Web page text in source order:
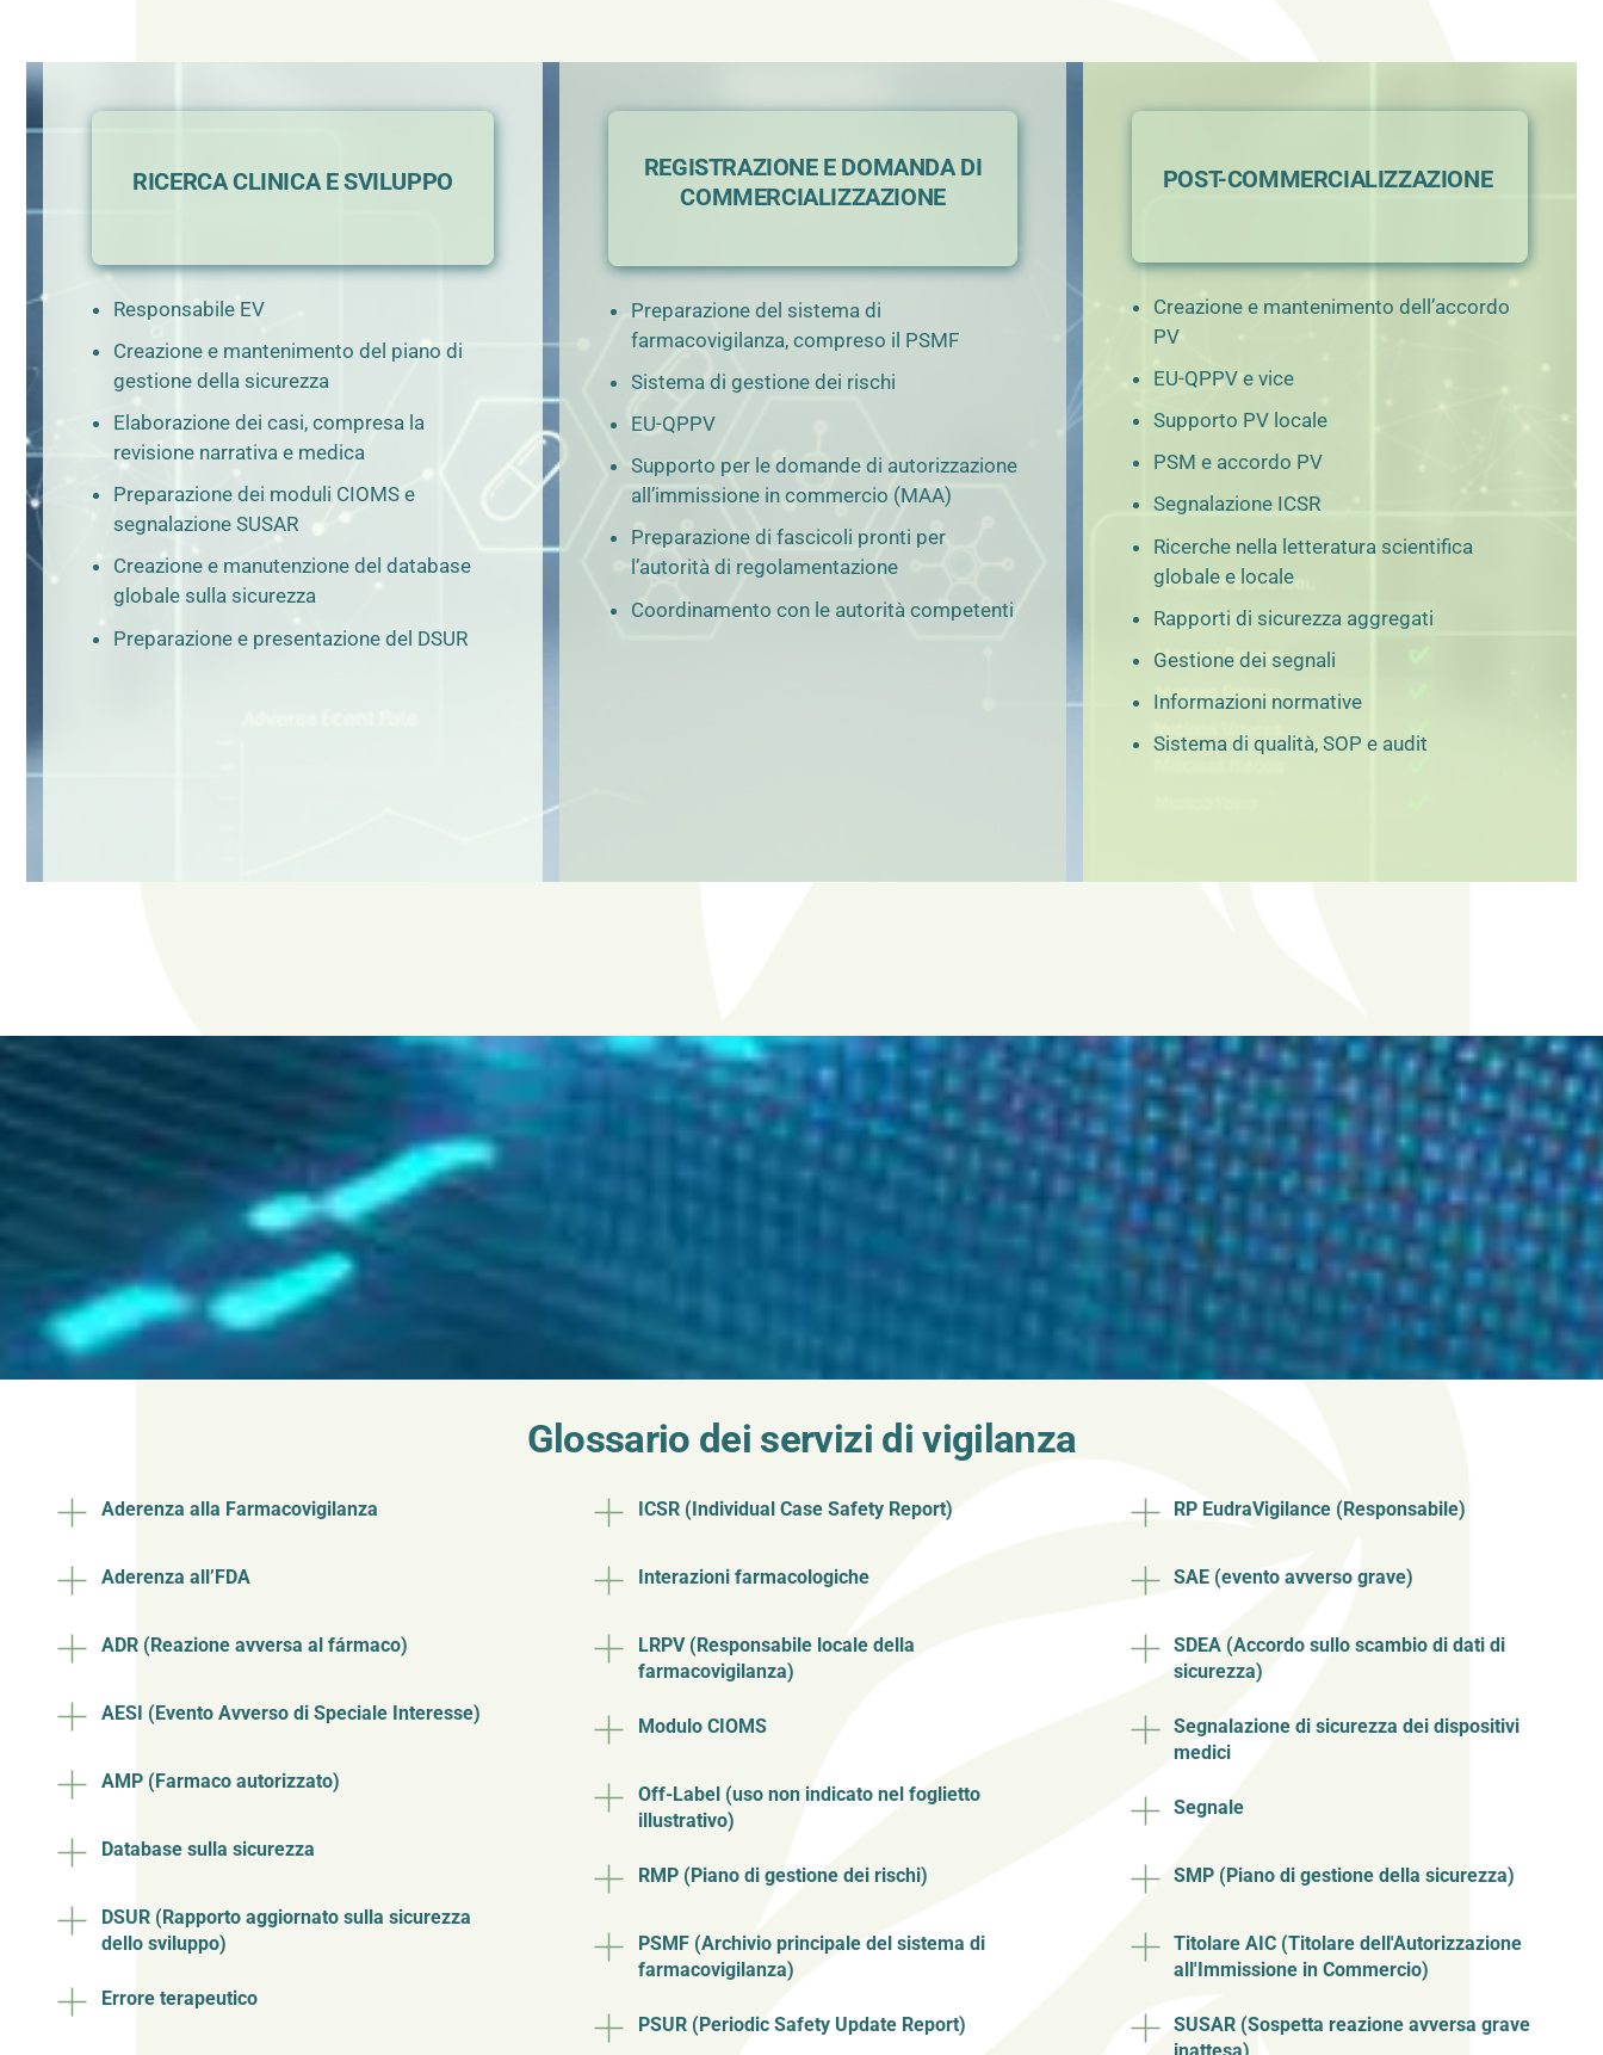
RICERCA CLINICA E SVILUPPO
Responsabile EV
Creazione e mantenimento del piano di
gestione della sicurezza
Elaborazione dei casi, compresa la
revisione narrativa e medica
Preparazione dei moduli CIOMS e
segnalazione SUSAR
Creazione e manutenzione del database
globale sulla sicurezza
Preparazione e presentazione del DSUR
REGISTRAZIONE E DOMANDA DI
COMMERCIALIZZAZIONE
Preparazione del sistema di
farmacovigilanza, compreso il PSMF
Sistema di gestione dei rischi
EU-QPPV
Supporto per le domande di autorizzazione
all’immissione in commercio (MAA)
Preparazione di fascicoli pronti per
l’autorità di regolamentazione
Coordinamento con le autorità competenti
POST-COMMERCIALIZZAZIONE
Creazione e mantenimento dell’accordo
PV
EU-QPPV e vice
Supporto PV locale
PSM e accordo PV
Segnalazione ICSR
Ricerche nella letteratura scientifica
globale e locale
Rapporti di sicurezza aggregati
Gestione dei segnali
Informazioni normative
Sistema di qualità, SOP e audit
Glossario dei servizi di vigilanza
Aderenza alla Farmacovigilanza
Aderenza all’FDA
ADR (Reazione avversa al fármaco)
AESI (Evento Avverso di Speciale Interesse)
AMP (Farmaco autorizzato)
Database sulla sicurezza
DSUR (Rapporto aggiornato sulla sicurezza
dello sviluppo)
Errore terapeutico
ICSR (Individual Case Safety Report)
Interazioni farmacologiche
LRPV (Responsabile locale della
farmacovigilanza)
Modulo CIOMS
Off-Label (uso non indicato nel foglietto
illustrativo)
RMP (Piano di gestione dei rischi)
PSMF (Archivio principale del sistema di
farmacovigilanza)
PSUR (Periodic Safety Update Report)
RP EudraVigilance (Responsabile)
SAE (evento avverso grave)
SDEA (Accordo sullo scambio di dati di
sicurezza)
Segnalazione di sicurezza dei dispositivi
medici
Segnale
SMP (Piano di gestione della sicurezza)
Titolare AIC (Titolare dell'Autorizzazione
all'Immissione in Commercio)
SUSAR (Sospetta reazione avversa grave